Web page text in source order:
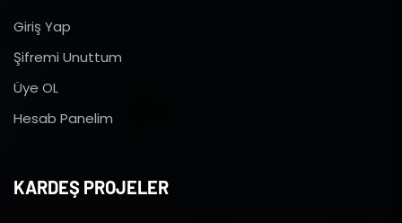
Giriş Yap
Şifremi Unuttum
Üye OL
Hesab Panelim
KARDEŞ PROJELER